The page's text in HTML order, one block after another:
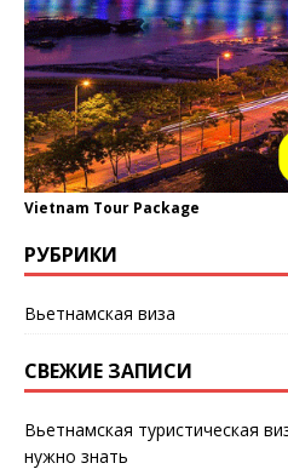
Vietnam Tour Package
РУБРИКИ
Вьетнамская виза
СВЕЖИЕ ЗАПИСИ
Вьетнамская туристическая
нужно знать